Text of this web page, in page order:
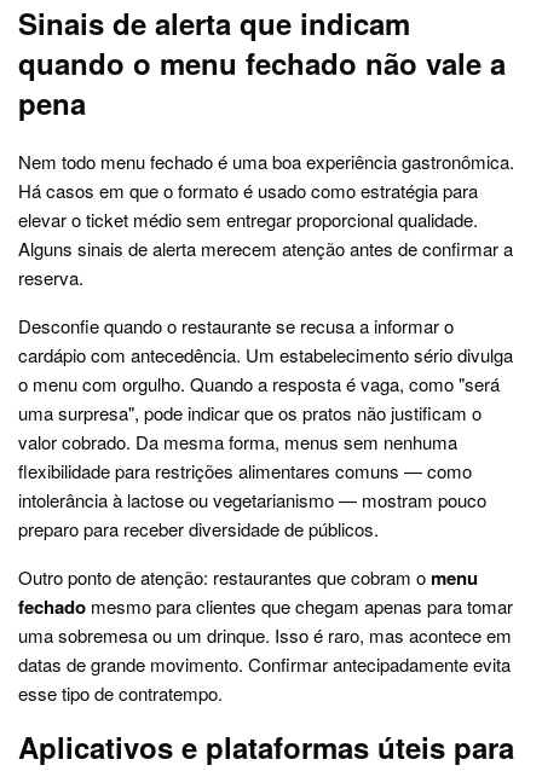
Sinais de alerta que indicam
quando o menu fechado não vale a
pena
Nem todo menu fechado é uma boa experiência gastronômica.
Há casos em que o formato é usado como estratégia para
elevar o ticket médio sem entregar proporcional qualidade.
Alguns sinais de alerta merecem atenção antes de confirmar a
reserva.
Desconfie quando o restaurante se recusa a informar o
cardápio com antecedência. Um estabelecimento sério divulga
o menu com orgulho. Quando a resposta é vaga, como "será
uma surpresa", pode indicar que os pratos não justificam o
valor cobrado. Da mesma forma, menus sem nenhuma
flexibilidade para restrições alimentares comuns — como
intolerância à lactose ou vegetarianismo — mostram pouco
preparo para receber diversidade de públicos.
Outro ponto de atenção: restaurantes que cobram omenu
fechado mesmo para clientes que chegam apenas para tomar
uma sobremesa ou um drinque. Isso é raro, mas acontece em
datas de grande movimento. Confirmar antecipadamente evita
esse tipo de contratempo.
Aplicativos e plataformas úteis para